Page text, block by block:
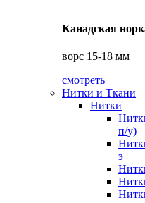
Канадская
ворс 15-18 мм
смотреть
Нитки и Ткани
Нитки
п/у)
э